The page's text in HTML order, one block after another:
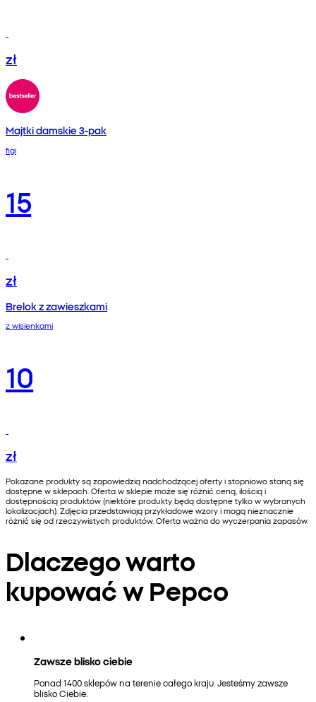
zł
Majtki damskie 3-pak
figi
15
zł
Brelok z zawieszkami
z wisienkami
10
zł
Pokazane produkty są zapowiedzią nadchodzącej oferty i stopniowo staną się
dostępne w sklepach. Oferta w sklepie może się różnić ceną, ilością i
dostępnością produktów (niektóre produkty będą dostępne tylko w wybranych
lokalizacjach). Zdjęcia przedstawiają przykładowe wzory i mogą nieznacznie
różnić się od rzeczywistych produktów. Oferta ważna do wyczerpania zapasów.
Dlaczego warto
kupować w Pepco
Zawsze blisko ciebie
Ponad 1400 sklepów na terenie całego kraju. Jesteśmy zawsze
blisko Ciebie.